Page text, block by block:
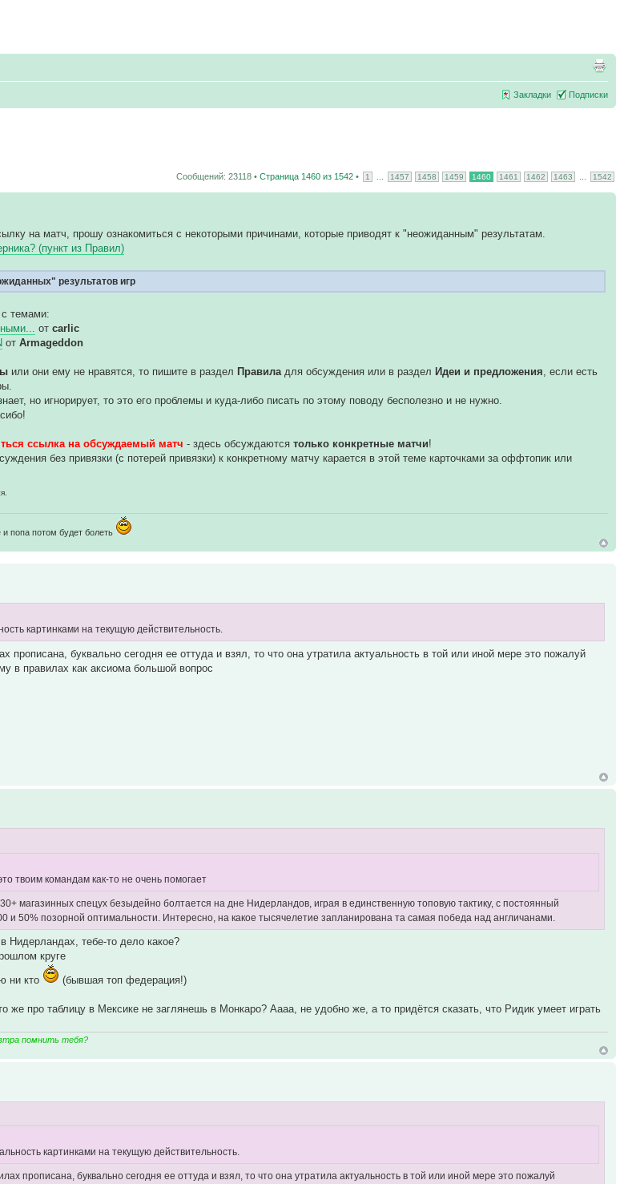
Закладки Подписки
Сообщений: 23118 • Страница 1460 из 1542 • 1 1457 1458 1459 1460 1461 1462 1463 1542
на матч, прошу ознакомиться с некоторыми причинами, которые приводят к "неожиданным" результатам.
(пункт из Правил)
результатов игр
темами:
отcarlic
отArmageddon
или они ему не нравятся, то пишите в разделПравила для обсуждения или в разделИдеи и предложения , если есть
но игнорирует, то это его проблемы и куда-либо писать по этому поводу бесполезно и не нужно.
ссылка на обсуждаемый матч - здесь обсуждаютсятолько конкретные матчи!
без привязки (с потерей привязки) к конкретному матчу карается в этой теме карточками за оффтопик или
попа потом будет болеть
картинками на текущую действительность.
прописана, буквально сегодня ее оттуда и взял, то что она утратила актуальность в той или иной мере это пожалуй
в правилах как аксиома большой вопрос
твоим командам как-то не очень помогает
магазинных спецух безыдейно болтается на дне Нидерландов, играя в единственную топовую тактику, с постоянный
и 50% позорной оптимальности. Интересно, на какое тысячелетие запланирована та самая победа над англичанами.
Нидерландах, тебе-то дело какое?
круге
ни кто
(бывшая топ федерация!)
же про таблицу в Мексике не заглянешь в Монкаро? Аааа, не удобно же, а то придётся сказать, что Ридик умеет играть
помнить тебя?
картинками на текущую действительность.
прописана, буквально сегодня ее оттуда и взял, то что она утратила актуальность в той или иной мере это пожалуй